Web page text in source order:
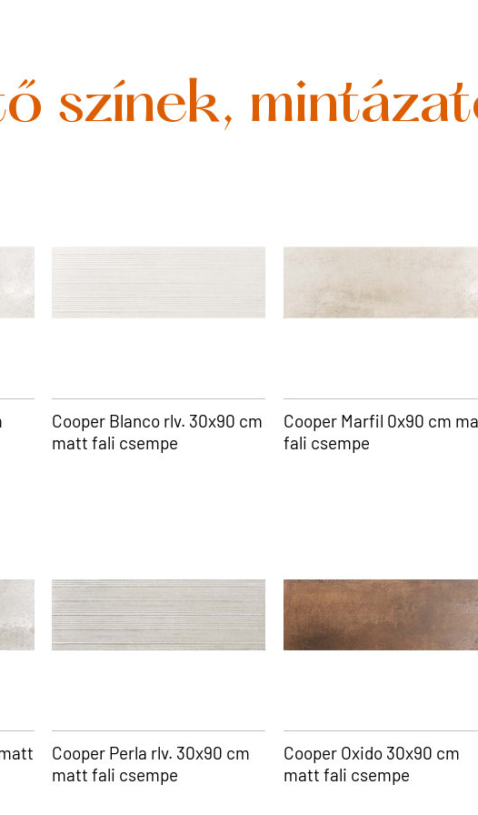
színek,
Cooper Blanco rlv. 30x90 cm
matt fali csempe
Cooper Marfil 0x90 cm
fali csempe
Cooper Perla rlv. 30x90 cm
matt fali csempe
Cooper Oxido 30x90 cm
matt fali csempe